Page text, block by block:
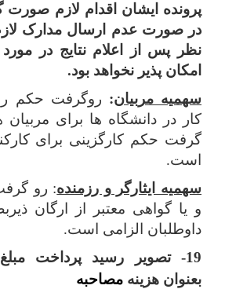
پرونده ایشان اقدام لازم
در صورت عدم ارسال مدارک
نظر پس از اعلام نتایج در مورد
امکان پذیر نخواهد بود.
سهمیه مربیان: روگرفت حکم
کار در دانشگاه ها برای
گرفت حکم کارگزینی برای
است.
سهمیه ایثارگر و رزمنده: رو
و یا گواهی معتبر از ارگان
داوطلبان الزامی است.
بعنوان هزینه مصاحبه